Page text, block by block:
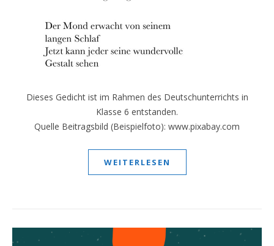
Dieses Gedicht ist im Rahmen des Deutschunterrichts in
Klasse 6 entstanden.
Quelle Beitragsbild (Beispielfoto): www.pixabay.com
WEITERLESEN